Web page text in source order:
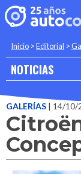
Inicio >Editorial >
NOTICIAS
GALERÍAS | 14/10/